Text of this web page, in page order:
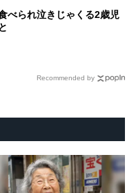
べられ泣きじゃくる2歳児
Recommended by